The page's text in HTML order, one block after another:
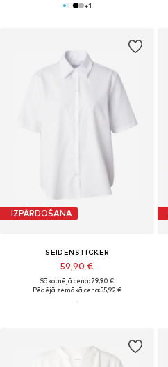
+1
IZPĀRDOŠANA
SEIDENSTICKER
59,90 €
Sākotnējā cena: 79,90 €
Pēdējā zemākā cena:55,92 €